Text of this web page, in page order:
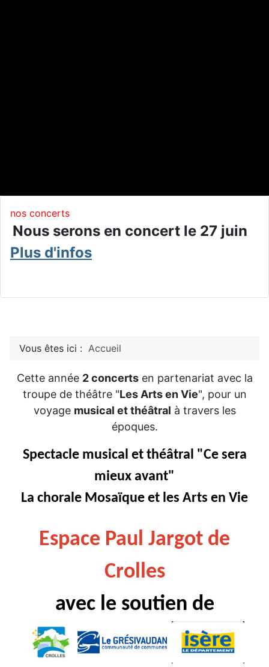
nos concerts
Nous serons en concert le 27 juin
Plus d'infos
Vous êtes ici : Accueil
Cette année 2 concertsen partenariat avec la
troupe de théâtre "Les Arts en Vie", pour un
voyage musical et théâtral à travers les
époques.
Spectacle musical et théâtral "Ce sera
mieux avant"
La chorale Mosaïque et les Arts en Vie
Espace Paul Jargot de
Crolles
avec le soutien de